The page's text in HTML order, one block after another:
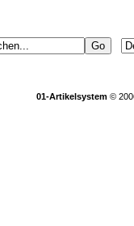
01-Artikelsystem©